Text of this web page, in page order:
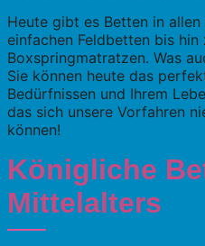
Heute gibt es Betten in
einfachen Feldbetten bis hin
Boxspringmatratzen. Was
Sie können heute das
Bedürfnissen und Ihrem
das sich unsere Vorfahren
können!
Königliche
Mittelalters